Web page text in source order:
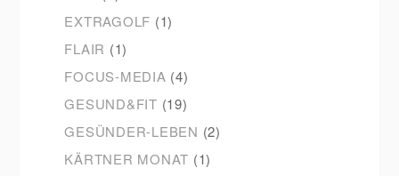
EXTRAGOLF (1)
FLAIR (1)
FOCUS-MEDIA (4)
GESUND&FIT (19)
GESÜNDER-LEBEN (2)
KÄRTNER MONAT (1)